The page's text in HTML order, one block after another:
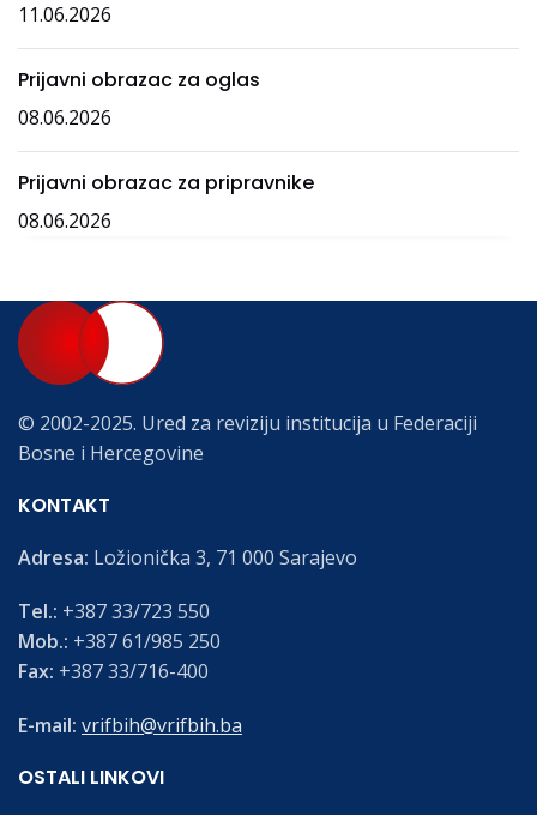
11.06.2026
Prijavni obrazac za oglas
08.06.2026
Prijavni obrazac za pripravnike
08.06.2026
© 2002-2025. Ured za reviziju institucija u Federaciji
Bosne i Hercegovine
KONTAKT
Adresa: Ložionička 3, 71 000 Sarajevo
Tel.: +387 33/723 550
Mob.: +387 61/985 250
Fax: +387 33/716-400
E-mail: vrifbih@vrifbih.ba
OSTALI LINKOVI